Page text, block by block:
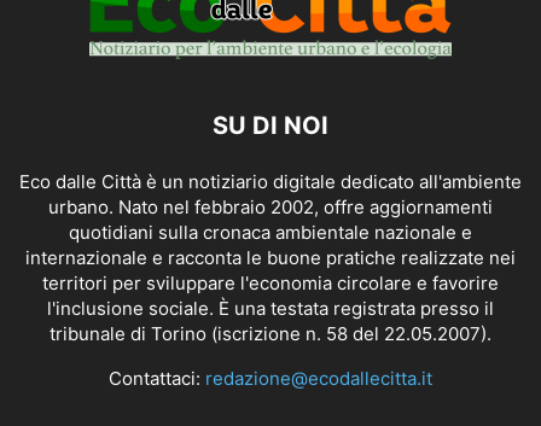
SU DI NOI
Eco dalle Città è un notiziario digitale dedicato all'ambiente
urbano. Nato nel febbraio 2002, offre aggiornamenti
quotidiani sulla cronaca ambientale nazionale e
internazionale e racconta le buone pratiche realizzate nei
territori per sviluppare l'economia circolare e favorire
l'inclusione sociale. È una testata registrata presso il
tribunale di Torino (iscrizione n. 58 del 22.05.2007).
Contattaci: redazione@ecodallecitta.it